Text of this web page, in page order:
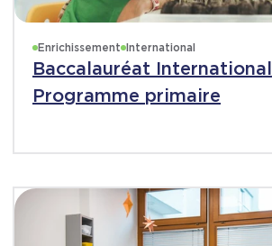
Enrichissement International
Baccalauréat International
Programme primaire